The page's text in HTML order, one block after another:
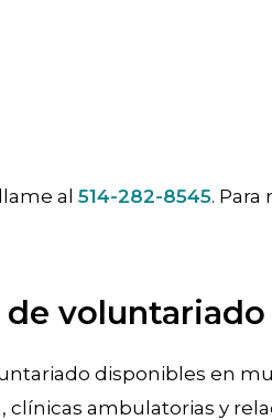
al 514-282-8545.
voluntariado
disponibles en
clínicas ambulatorias y